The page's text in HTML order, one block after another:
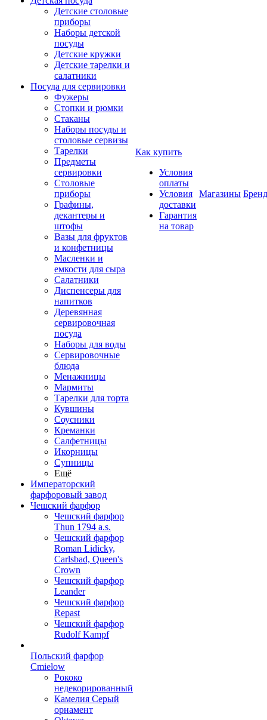
Детские столовые
приборы
Наборы детской
посуды
Детские кружки
Детские тарелки и
салатники
Посуда для сервировки
Фужеры
Стопки и рюмки
Стаканы
Наборы посуды и
столовые сервизы
Тарелки
Предметы
сервировки
Столовые
приборы
Графины,
декантеры и
штофы
Вазы для фруктов
и конфетницы
Масленки и
емкости для сыра
Салатники
Диспенсеры для
напитков
Деревянная
сервировочная
посуда
Наборы для воды
Сервировочные
блюда
Менажницы
Мармиты
Тарелки для торта
Кувшины
Соусники
Креманки
Салфетницы
Икорницы
Супницы
Ещё
Императорский
фарфоровый завод
Чешский фарфор
Чешский фарфор
Thun 1794 a.s.
Чешский фарфор
Roman Lidicky,
Carlsbad, Queen's
Crown
Чешский фарфор
Leander
Чешский фарфор
Repast
Чешский фарфор
Rudolf Kampf
Польский фарфор
Сmielow
Рококо
недекорированный
Камелия Серый
орнамент
Как купить
Условия
оплаты
Условия
доставки
Гарантия
на товар
Магазины